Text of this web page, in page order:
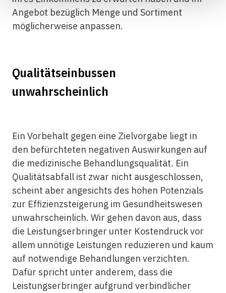
Angebot bezüglich Menge und Sortiment
möglicherweise anpassen.
Qualitätseinbussen
unwahrscheinlich
Ein Vorbehalt gegen eine Zielvorgabe liegt in
den befürchteten negativen Auswirkungen auf
die medizinische Behandlungsqualität. Ein
Qualitätsabfall ist zwar nicht ausgeschlossen,
scheint aber angesichts des hohen Potenzials
zur Effizienzsteigerung im Gesundheitswesen
unwahrscheinlich. Wir gehen davon aus, dass
die Leistungserbringer unter Kostendruck vor
allem unnötige Leistungen reduzieren und kaum
auf notwendige Behandlungen verzichten.
Dafür spricht unter anderem, dass die
Leistungserbringer aufgrund verbindlicher